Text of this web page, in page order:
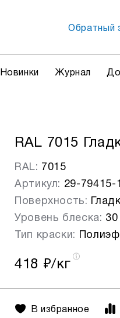
Обратный
Новинки Журнал
RAL 7015
RAL: 7015
Артикул: 29-79415-1
Поверхность:
Уровень блеска: 30
Тип краски:
418 ₽/кг
В избранное